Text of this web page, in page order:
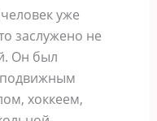
уже
заслужено не
Он был
хоккеем,